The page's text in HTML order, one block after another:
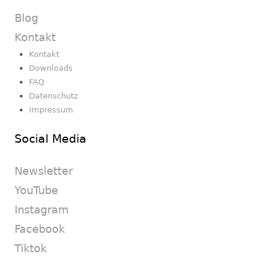
Blog
Kontakt
Kontakt
Downloads
FAQ
Datenschutz
Impressum
Social Media
Newsletter
YouTube
Instagram
Facebook
Tiktok